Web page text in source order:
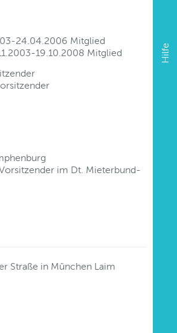
Hilfe
24.04.2006 Mitglied
19.10.2008 Mitglied
im Dt. Mieterbund-
Straße in München Laim